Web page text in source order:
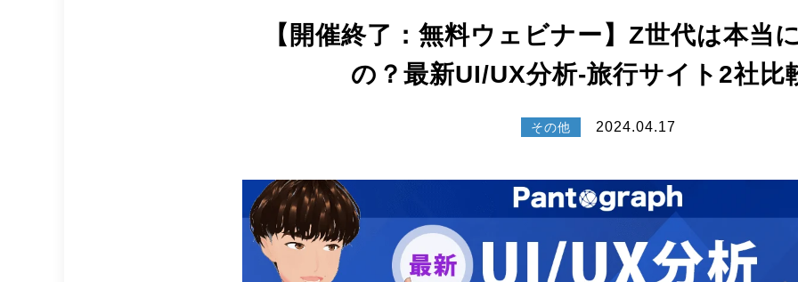
【開催終了：無料ウェビナー】Z世代は本当
の？最新UI/UX分析-旅行サイト2社比
その他 2024.04.17